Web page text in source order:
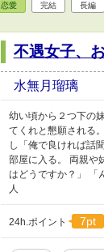
恋愛 完結 長編
不遇女子、
水無月瑠璃
幼い頃から２つ下の
てくれと懇願される
し「俺で良ければ話
部屋に入る。 両親や
はどうですか？」 「
人
24h.ポイント 7pt